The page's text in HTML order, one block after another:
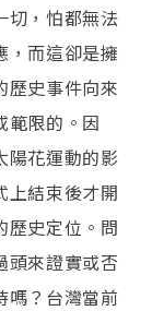
切，怕都無法
，而這卻是擁
歷史事件向來
範限的。因
陽花運動的影
上結束後才開
歷史定位。問
頭來證實或否
嗎？台灣當前